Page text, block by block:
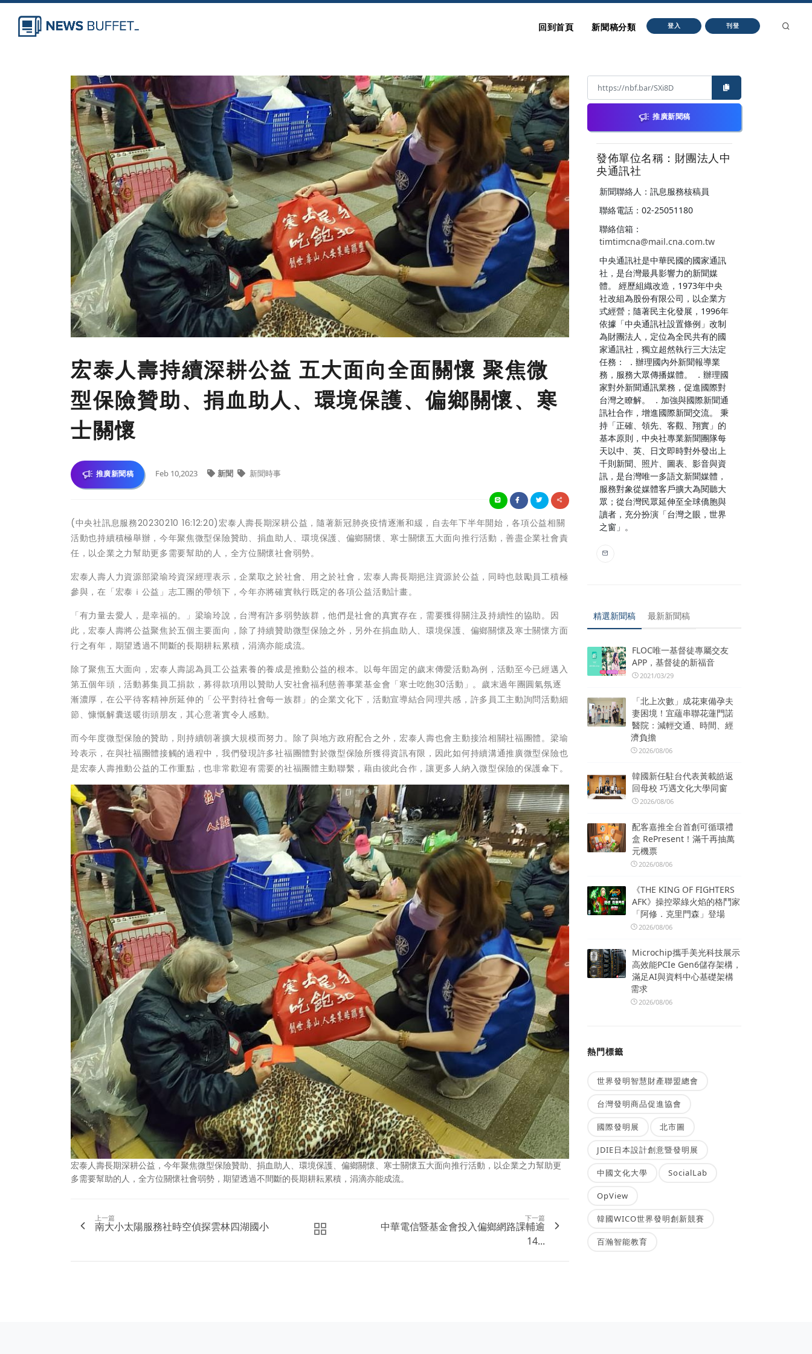
回到首頁 新聞稿分類 登入 刊登
宏泰人壽持續深耕公益 五大面向全面關懷 聚焦微
型保險贊助、捐血助人、環境保護、偏鄉關懷、寒
士關懷
推廣新聞稿 Feb 10,2023 新聞 新聞時事
(中央社訊息服務20230210 16:12:20)宏泰人壽長期深耕公益，隨著新冠肺炎疫情逐漸和緩，自去年下半年開始，各項公益相關
活動也持續積極舉辦，今年聚焦微型保險贊助、捐血助人、環境保護、偏鄉關懷、寒士關懷五大面向推行活動，善盡企業社會責
任，以企業之力幫助更多需要幫助的人，全方位關懷社會弱勢。
宏泰人壽人力資源部梁瑜玲資深經理表示，企業取之於社會、用之於社會，宏泰人壽長期挹注資源於公益，同時也鼓勵員工積極
參與，在「宏泰ｉ公益」志工團的帶領下，今年亦將確實執行既定的各項公益活動計畫。
「有力量去愛人，是幸福的。」梁瑜玲說，台灣有許多弱勢族群，他們是社會的真實存在，需要獲得關注及持續性的協助。因
此，宏泰人壽將公益聚焦於五個主要面向，除了持續贊助微型保險之外，另外在捐血助人、環境保護、偏鄉關懷及寒士關懷方面
行之有年，期望透過不間斷的長期耕耘累積，涓滴亦能成流。
除了聚焦五大面向，宏泰人壽認為員工公益素養的養成是推動公益的根本。以每年固定的歲末傳愛活動為例，活動至今已經邁入
第五個年頭，活動募集員工捐款，募得款項用以贊助人安社會福利慈善事業基金會「寒士吃飽30活動」。歲末過年團圓氣氛逐
漸濃厚，在公平待客精神所延伸的「公平對待社會每一族群」的企業文化下，活動宣導結合同理共感，許多員工主動詢問活動細
節、慷慨解囊送暖街頭朋友，其心意著實令人感動。
而今年度微型保險的贊助，則持續朝著擴大規模而努力。除了與地方政府配合之外，宏泰人壽也會主動接洽相關社福團體。梁瑜
玲表示，在與社福團體接觸的過程中，我們發現許多社福團體對於微型保險所獲得資訊有限，因此如何持續溝通推廣微型保險也
是宏泰人壽推動公益的工作重點，也非常歡迎有需要的社福團體主動聯繫，藉由彼此合作，讓更多人納入微型保險的保護傘下。
宏泰人壽長期深耕公益，今年聚焦微型保險贊助、捐血助人、環境保護、偏鄉關懷、寒士關懷五大面向推行活動，以企業之力幫助更
多需要幫助的人，全方位關懷社會弱勢，期望透過不間斷的長期耕耘累積，涓滴亦能成流。
上一篇
南大小太陽服務社時空偵探雲林四湖國小
下一篇
中華電信暨基金會投入偏鄉網路課輔逾
14...
推廣新聞稿
發佈單位名稱：財團法人中
央通訊社
新聞聯絡人：訊息服務核稿員
聯絡電話：02-25051180
聯絡信箱：
timtimcna@mail.cna.com.tw
中央通訊社是中華民國的國家通訊
社，是台灣最具影響力的新聞媒
體。 經歷組織改造，1973年中央
社改組為股份有限公司，以企業方
式經營；隨著民主化發展，1996年
依據「中央通訊社設置條例」改制
為財團法人，定位為全民共有的國
家通訊社，獨立超然執行三大法定
任務： ．辦理國內外新聞報導業
務，服務大眾傳播媒體。 ．辦理國
家對外新聞通訊業務，促進國際對
台灣之瞭解。 ．加強與國際新聞通
訊社合作，增進國際新聞交流。 秉
持「正確、領先、客觀、翔實」的
基本原則，中央社專業新聞團隊每
天以中、英、日文即時對外發出上
千則新聞、照片、圖表、影音與資
訊，是台灣唯一多語文新聞媒體，
服務對象從媒體客戶擴大為閱聽大
眾；從台灣民眾延伸至全球僑胞與
讀者，充分扮演「台灣之眼，世界
之窗」。
精選新聞稿 最新新聞稿
FLOC唯一基督徒專屬交友
APP，基督徒的新福音
2021/03/29
「北上次數」成花東備孕夫
妻困境！宜蘊串聯花蓮門諾
醫院：減輕交通、時間、經
濟負擔
2026/08/06
韓國新任駐台代表黃載皓返
回母校 巧遇文化大學同窗
2026/08/06
配客嘉推全台首創可循環禮
盒 RePresent！滿千再抽萬
元機票
2026/08/06
《THE KING OF FIGHTERS
AFK》操控翠綠火焰的格鬥家
「阿修．克里門森」登場
2026/08/06
Microchip攜手美光科技展示
高效能PCIe Gen6儲存架構，
滿足AI與資料中心基礎架構
需求
2026/08/06
熱門標籤
世界發明智慧財產聯盟總會
台灣發明商品促進協會
國際發明展 北市圖
JDIE日本設計創意暨發明展
中國文化大學 SocialLab
OpView
韓國WICO世界發明創新競賽
百瀚智能教育